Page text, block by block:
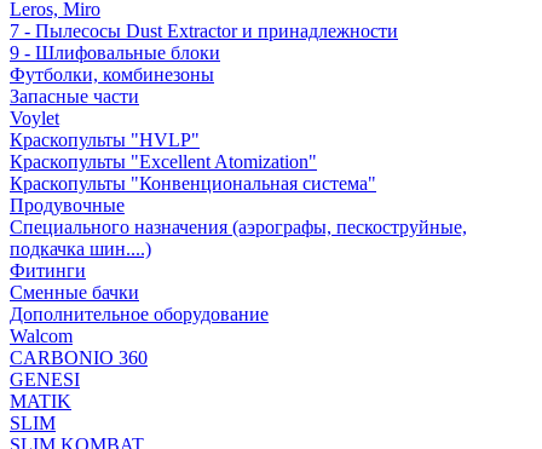
Leros, Miro
7 - Пылесосы Dust Extractor и принадлежности
9 - Шлифовальные блоки
Футболки, комбинезоны
Запасные части
Voylet
Краскопульты "HVLP"
Краскопульты "Excellent Atomization"
Краскопульты "Конвенциональная система"
Продувочные
Специального назначения (аэрографы, пескоструйные,
подкачка шин....)
Фитинги
Сменные бачки
Дополнительное оборудование
Walcom
CARBONIO 360
GENESI
MATIK
SLIM
SLIM KOMBAT